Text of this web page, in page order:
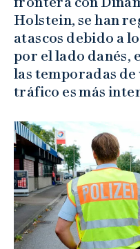
Holstein, se han
atascos debido a
por el lado danés,
las temporadas de
tráfico es más